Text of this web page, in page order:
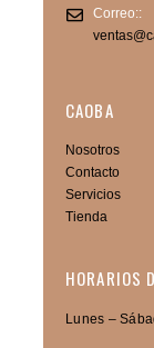
Correo::
CAOBA
Nosotros
Contacto
Servicios
Tienda
HORARIOS
Lunes –